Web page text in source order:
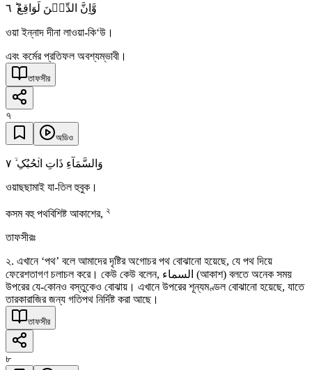
وَّاِنَّ الدِّیۡنَ لَوَاقِعٌ ؕ ٦
ওয়া ইন্নাদ দীনা লাওয়া-কি‘উ।
এবং কর্মের প্রতিফল অবশ্যম্ভাবী।
তাফসীর
৭
অডিও
وَالسَّمَآءِ ذَاتِ الۡحُبُکِ ۙ ٧
ওয়াছছামাই যা-তিল হুবুক।
কসম বহু পথবিশিষ্ট আকাশের, ২
তাফসীরঃ
২. এখানে ‘পথ’ বলে আমাদের দৃষ্টির অগোচর পথ বোঝানো হয়েছে, যে পথ দিয়ে
ফেরেশতাগণ চলাচল করে। কেউ কেউ বলেন, السماء (আকাশ) বলতে অনেক সময়
উপরের যে-কোনও বস্তুকেও বোঝায়। এখানে উপরের শূন্যমণ্ডল বোঝানো হয়েছে, যাতে
তারকারাজির জন্য গতিপথ নির্দিষ্ট করা আছে।
তাফসীর
৮